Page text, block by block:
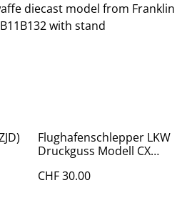
diecast model from Franklin
with stand
Flughafenschlepper LKW
Druckguss Modell CX
CHF 30.00